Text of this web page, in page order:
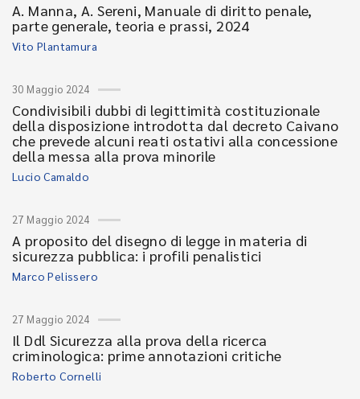
A. Manna, A. Sereni, Manuale di diritto penale,
parte generale, teoria e prassi, 2024
Vito Plantamura
30 Maggio 2024
Condivisibili dubbi di legittimità costituzionale
della disposizione introdotta dal decreto Caivano
che prevede alcuni reati ostativi alla concessione
della messa alla prova minorile
Lucio Camaldo
27 Maggio 2024
A proposito del disegno di legge in materia di
sicurezza pubblica: i profili penalistici
Marco Pelissero
27 Maggio 2024
Il Ddl Sicurezza alla prova della ricerca
criminologica: prime annotazioni critiche
Roberto Cornelli